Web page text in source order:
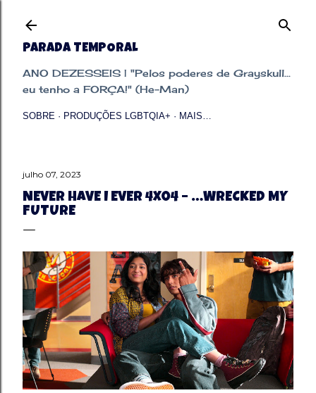
PARADA TEMPORAL
ANO DEZESSEIS | "Pelos poderes de Grayskull...
eu tenho a FORÇA!" (He-Man)
SOBRE PRODUÇÕES LGBTQIA+ MAIS…
julho 07, 2023
NEVER HAVE I EVER 4X04 – …WRECKED MY
FUTURE